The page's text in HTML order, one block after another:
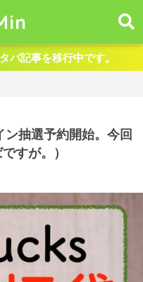
バ記事を移行中です。
抽選予約開始。今回
すが。）